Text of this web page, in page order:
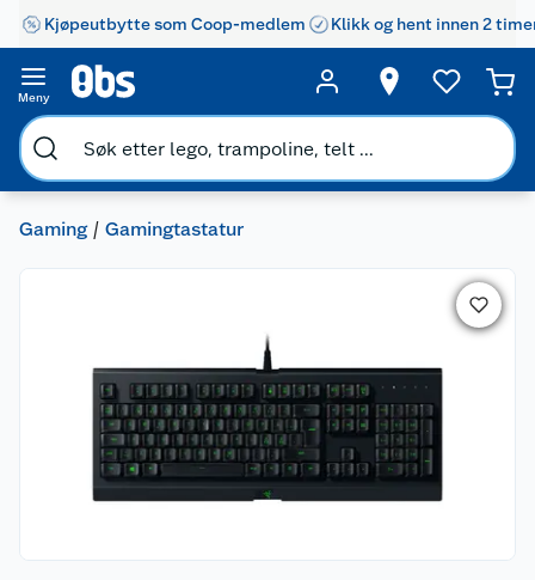
Kjøpeutbytte som Coop-medlem Klikk og hent innen 2
Meny
Gaming Gamingtastatur